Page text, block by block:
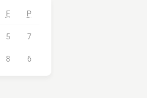
E P
5 7
8 6